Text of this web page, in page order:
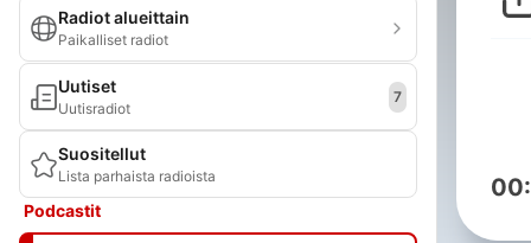
Radiot alueittain
Paikalliset radiot
Uutiset
Uutisradiot
7
Suositellut
Lista parhaista radioista
Podcastit